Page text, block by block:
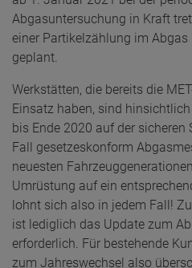
Abgasuntersuchung in Kraft
einer Partikelzählung im Abgas
geplant.
Werkstätten, die bereits die
Einsatz haben, sind
bis Ende 2020 auf der sicheren
Fall gesetzeskonform
neuesten
Umrüstung auf ein
lohnt sich also in jedem Fall!
ist lediglich das Update zum
erforderlich. Für bestehende
zum Jahreswechsel also